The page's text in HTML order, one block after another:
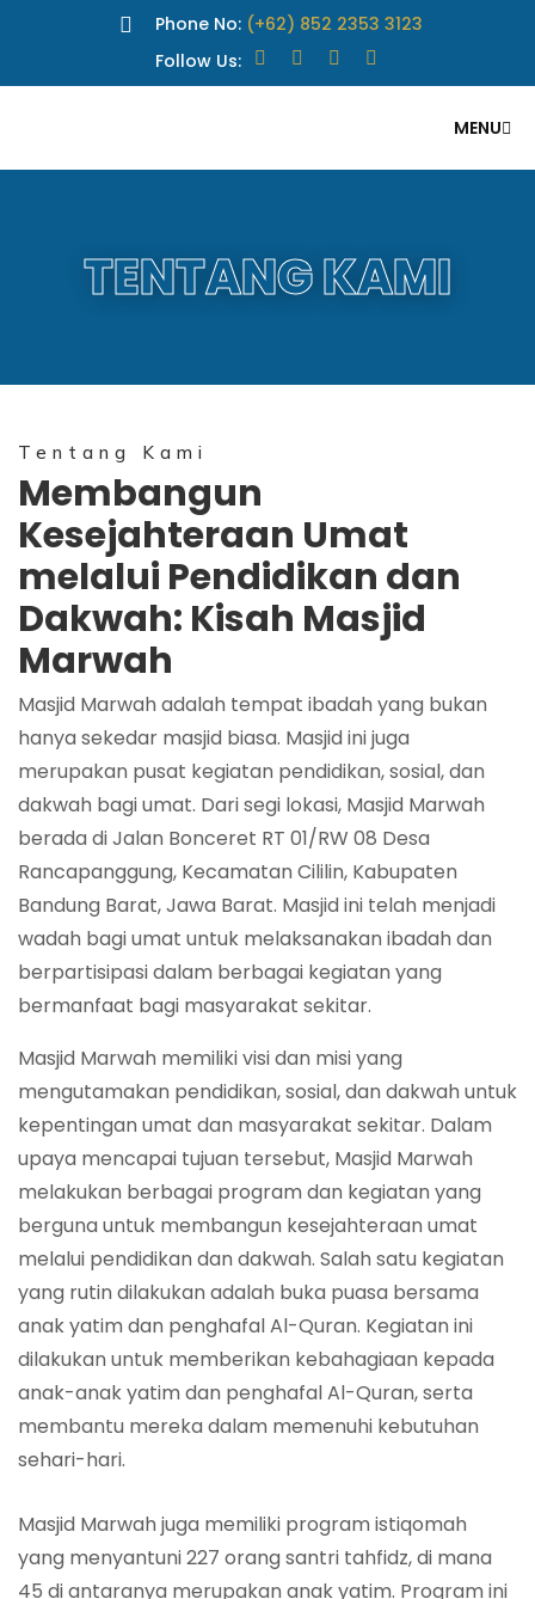
Phone No: (+62) 852 2353 3123
Follow Us:
MENU
TENTANG KAMI
Tentang Kami
Membangun
Kesejahteraan Umat
melalui Pendidikan dan
Dakwah: Kisah Masjid
Marwah
Masjid Marwah adalah tempat ibadah yang bukan
hanya sekedar masjid biasa. Masjid ini juga
merupakan pusat kegiatan pendidikan, sosial, dan
dakwah bagi umat. Dari segi lokasi, Masjid Marwah
berada di Jalan Bonceret RT 01/RW 08 Desa
Rancapanggung, Kecamatan Cililin, Kabupaten
Bandung Barat, Jawa Barat. Masjid ini telah menjadi
wadah bagi umat untuk melaksanakan ibadah dan
berpartisipasi dalam berbagai kegiatan yang
bermanfaat bagi masyarakat sekitar.
Masjid Marwah memiliki visi dan misi yang
mengutamakan pendidikan, sosial, dan dakwah untuk
kepentingan umat dan masyarakat sekitar. Dalam
upaya mencapai tujuan tersebut, Masjid Marwah
melakukan berbagai program dan kegiatan yang
berguna untuk membangun kesejahteraan umat
melalui pendidikan dan dakwah. Salah satu kegiatan
yang rutin dilakukan adalah buka puasa bersama
anak yatim dan penghafal Al-Quran. Kegiatan ini
dilakukan untuk memberikan kebahagiaan kepada
anak-anak yatim dan penghafal Al-Quran, serta
membantu mereka dalam memenuhi kebutuhan
sehari-hari.
Masjid Marwah juga memiliki program istiqomah
yang menyantuni 227 orang santri tahfidz, di mana
45 di antaranya merupakan anak yatim. Program ini